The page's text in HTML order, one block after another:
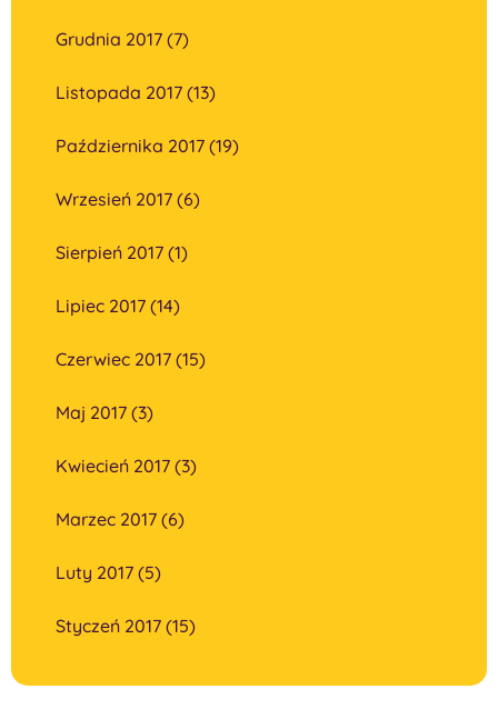
Grudnia 2017 (7)
Listopada 2017 (13)
Października 2017 (19)
Wrzesień 2017 (6)
Sierpień 2017 (1)
Lipiec 2017 (14)
Czerwiec 2017 (15)
Maj 2017 (3)
Kwiecień 2017 (3)
Marzec 2017 (6)
Luty 2017 (5)
Styczeń 2017 (15)